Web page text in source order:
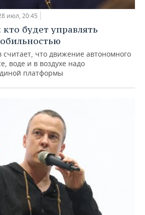
июл, 20:45
будет управлять
что движение автономного
воде и в воздухе надо
платформы